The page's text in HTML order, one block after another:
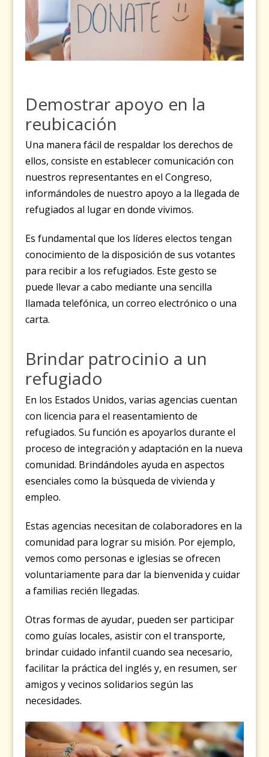
Demostrar apoyo en la
reubicación
Una manera fácil de respaldar los derechos de
ellos, consiste en establecer comunicación con
nuestros representantes en el Congreso,
informándoles de nuestro apoyo a la llegada de
refugiados al lugar en donde vivimos.
Es fundamental que los líderes electos tengan
conocimiento de la disposición de sus votantes
para recibir a los refugiados. Este gesto se
puede llevar a cabo mediante una sencilla
llamada telefónica, un correo electrónico o una
carta.
Brindar patrocinio a un
refugiado
En los Estados Unidos, varias agencias cuentan
con licencia para el reasentamiento de
refugiados. Su función es apoyarlos durante el
proceso de integración y adaptación en la nueva
comunidad. Brindándoles ayuda en aspectos
esenciales como la búsqueda de vivienda y
empleo.
Estas agencias necesitan de colaboradores en la
comunidad para lograr su misión. Por ejemplo,
vemos como personas e iglesias se ofrecen
voluntariamente para dar la bienvenida y cuidar
a familias recién llegadas.
Otras formas de ayudar, pueden ser participar
como guías locales, asistir con el transporte,
brindar cuidado infantil cuando sea necesario,
facilitar la práctica del inglés y, en resumen, ser
amigos y vecinos solidarios según las
necesidades.